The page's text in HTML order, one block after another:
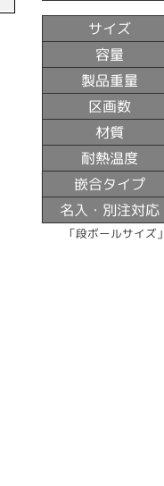
サイズ
容量
製品重量
区画数
材質
耐熱温度
嵌合タイプ
名入・別注対応
「段ボールサイ